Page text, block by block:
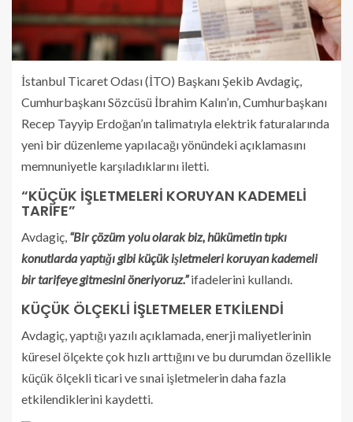
İstanbul Ticaret Odası (İTO) Başkanı Şekib Avdagiç,
Cumhurbaşkanı Sözcüsü İbrahim Kalın’ın, Cumhurbaşkanı
Recep Tayyip Erdoğan’ın talimatıyla elektrik faturalarında
yeni bir düzenleme yapılacağı yönündeki açıklamasını
memnuniyetle karşıladıklarını iletti.
“KÜÇÜK İŞLETMELERİ KORUYAN KADEMELİ
TARİFE”
Avdagiç, “Bir çözüm yolu olarak biz, hükümetin tıpkı
konutlarda yaptığı gibi küçük işletmeleri koruyan kademeli
bir tarifeye gitmesini öneriyoruz.”ifadelerini kullandı.
KÜÇÜK ÖLÇEKLİ İŞLETMELER ETKİLENDİ
Avdagiç, yaptığı yazılı açıklamada, enerji maliyetlerinin
küresel ölçekte çok hızlı arttığını ve bu durumdan özellikle
küçük ölçekli ticari ve sınai işletmelerin daha fazla
etkilendiklerini kaydetti.